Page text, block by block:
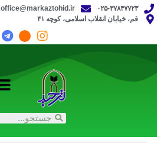
۰۲۵-۳۷۸۴۷۷۲۳
office@markaztohid.ir
قم، خیابان انقلاب اسلامی، کوچه ۴۱